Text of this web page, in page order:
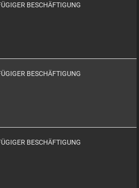
BESCHÄFTIGUNG
BESCHÄFTIGUNG
BESCHÄFTIGUNG